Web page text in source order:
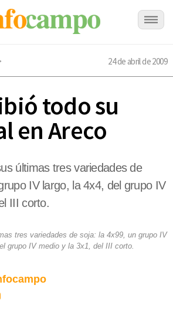
24 de abril de 2009
todo su
en Areco
últimas tres variedades de
IV largo, la 4x4, del grupo IV
III corto.
tres variedades de soja: la 4x99, un grupo IV
grupo IV medio y la 3x1, del III corto.